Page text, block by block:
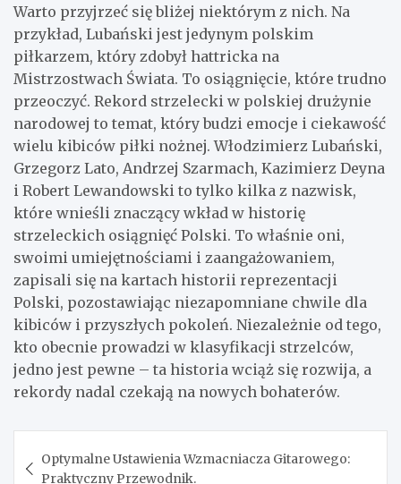
Warto przyjrzeć się bliżej niektórym z nich. Na
przykład, Lubański jest jedynym polskim
piłkarzem, który zdobył hattricka na
Mistrzostwach Świata. To osiągnięcie, które trudno
przeoczyć. Rekord strzelecki w polskiej drużynie
narodowej to temat, który budzi emocje i ciekawość
wielu kibiców piłki nożnej. Włodzimierz Lubański,
Grzegorz Lato, Andrzej Szarmach, Kazimierz Deyna
i Robert Lewandowski to tylko kilka z nazwisk,
które wnieśli znaczący wkład w historię
strzeleckich osiągnięć Polski. To właśnie oni,
swoimi umiejętnościami i zaangażowaniem,
zapisali się na kartach historii reprezentacji
Polski, pozostawiając niezapomniane chwile dla
kibiców i przyszłych pokoleń. Niezależnie od tego,
kto obecnie prowadzi w klasyfikacji strzelców,
jedno jest pewne – ta historia wciąż się rozwija, a
rekordy nadal czekają na nowych bohaterów.
wpisu
Optymalne Ustawienia Wzmacniacza Gitarowego:
Praktyczny Przewodnik.